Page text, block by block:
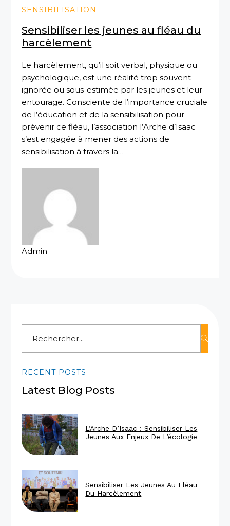
SENSIBILISATION
Sensibiliser les jeunes au fléau du
harcèlement
Le harcèlement, qu’il soit verbal, physique ou
psychologique, est une réalité trop souvent
ignorée ou sous-estimée par les jeunes et leur
entourage. Consciente de l’importance cruciale
de l’éducation et de la sensibilisation pour
prévenir ce fléau, l’association l’Arche d’Isaac
s’est engagée à mener des actions de
sensibilisation à travers la…
Admin
RECENT POSTS
Latest Blog Posts
L’Arche D’Isaac : Sensibiliser Les
Jeunes Aux Enjeux De L’écologie
Sensibiliser Les Jeunes Au Fléau
Du Harcèlement